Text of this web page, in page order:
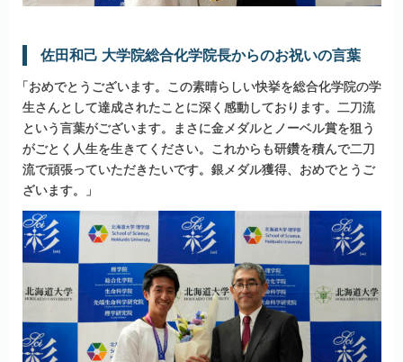
佐田和己 大学院総合化学院長からのお祝いの言葉
「おめでとうございます。この素晴らしい快挙を総合化学院の学
生さんとして達成されたことに深く感動しております。二刀流
という言葉がございます。まさに金メダルとノーベル賞を狙う
がごとく人生を生きてください。これからも研鑽を積んで二刀
流で頑張っていただきたいです。銀メダル獲得、おめでとうご
ざいます。」